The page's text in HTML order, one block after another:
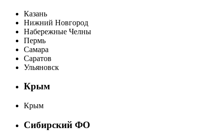
Казань
Нижний Новгород
Набережные Челны
Пермь
Самара
Саратов
Ульяновск
Крым
Крым
Сибирский ФО